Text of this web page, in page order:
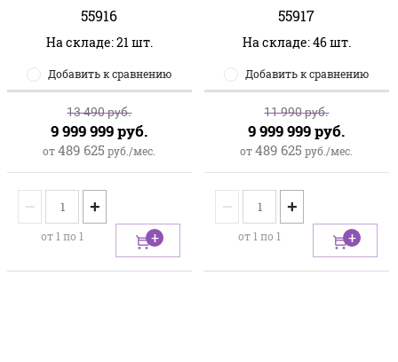
55916
На складе: 21 шт.
Добавить к сравнению
13 490руб.
9 999 999руб.
от 489 625 руб./мес.
− +
от 1 по 1
55917
На складе: 46 шт.
Добавить к сравнению
11 990руб.
9 999 999руб.
от 489 625 руб./мес.
− +
от 1 по 1